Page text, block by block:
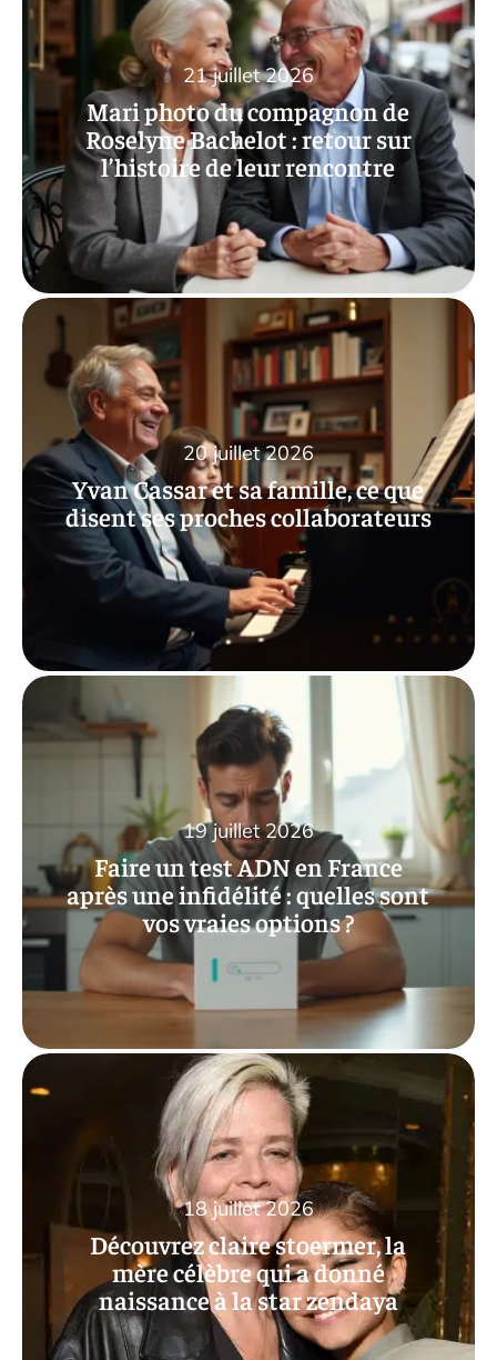
Mari photo du compagnon de
Roselyne Bachelot : retour sur
l’histoire de leur rencontre
21 juillet 2026
Yvan Cassar et sa famille, ce que
disent ses proches collaborateurs
20 juillet 2026
Faire un test ADN en France
après une infidélité : quelles sont
vos vraies options ?
19 juillet 2026
Découvrez claire stoermer, la
mère célèbre qui a donné
naissance à la star zendaya
18 juillet 2026